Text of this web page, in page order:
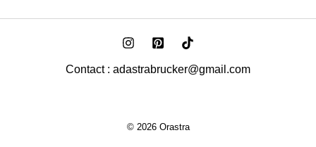
Contact : adastrabrucker@gmail.com
© 2026 Orastra